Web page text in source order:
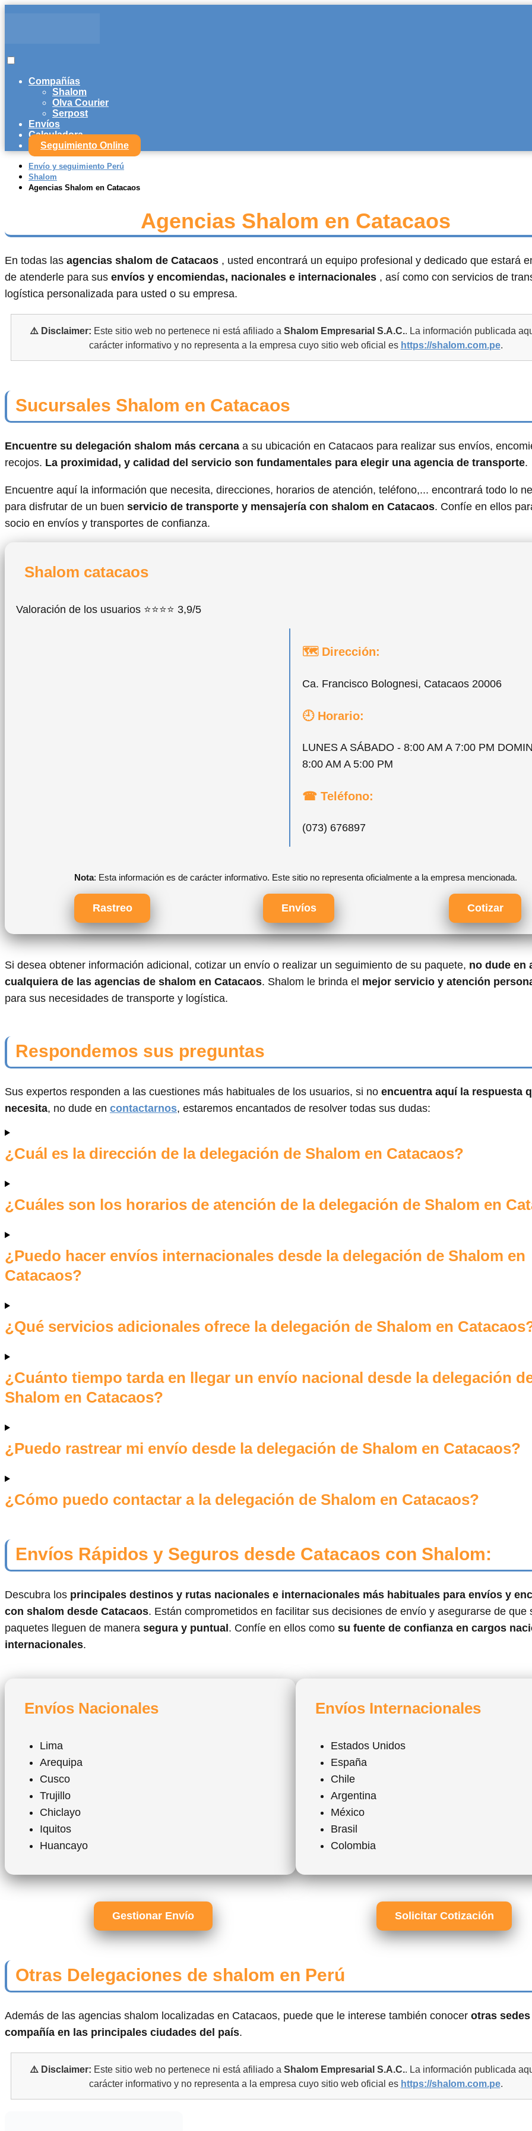
Compañías
Shalom
Olva Courier
Serpost
Envíos
Calculadora
Seguimiento Online
Envío y seguimiento Perú
Shalom
Agencias Shalom en Catacaos
Agencias Shalom en Catacaos
En todas las agencias shalom de Catacaos , usted encontrará un equipo profesional y dedicado que estará
de atenderle para sus envíos y encomiendas, nacionales e internacionales , así como con servicios de
logística personalizada para usted o su empresa.
⚠️ Disclaimer: Este sitio web no pertenece ni está afiliado a Shalom Empresarial S.A.C.. La información publicada
carácter informativo y no representa a la empresa cuyo sitio web oficial es https://shalom.com.pe.
Sucursales Shalom en Catacaos
Encuentre su delegación shalom más cercana a su ubicación en Catacaos para realizar sus envíos,
recojos. La proximidad, y calidad del servicio son fundamentales para elegir una agencia de transporte.
Encuentre aquí la información que necesita, direcciones, horarios de atención, teléfono,... encontrará todo lo
para disfrutar de un buen servicio de transporte y mensajería con shalom en Catacaos. Confíe en ellos
socio en envíos y transportes de confianza.
Shalom catacaos
Valoración de los usuarios ⭐⭐⭐⭐ 3,9/5
🗺 Dirección:
Ca. Francisco Bolognesi, Catacaos 20006
🕘 Horario:
LUNES A SÁBADO - 8:00 AM A 7:00 PM
8:00 AM A 5:00 PM
☎ Teléfono:
(073) 676897
Nota: Esta información es de carácter informativo. Este sitio no representa oficialmente a la empresa mencionada.
Rastreo Envíos Cotizar
Si desea obtener información adicional, cotizar un envío o realizar un seguimiento de su paquete, no dude en
cualquiera de las agencias de shalom en Catacaos. Shalom le brinda el mejor servicio y atención
para sus necesidades de transporte y logística.
Respondemos sus preguntas
Sus expertos responden a las cuestiones más habituales de los usuarios, si no encuentra aquí la respuesta
necesita, no dude en contactarnos, estaremos encantados de resolver todas sus dudas:
¿Cuál es la dirección de la delegación de Shalom en Catacaos?
¿Cuáles son los horarios de atención de la delegación de Shalom en
¿Puedo hacer envíos internacionales desde la delegación de Shalom en
Catacaos?
¿Qué servicios adicionales ofrece la delegación de Shalom en
¿Cuánto tiempo tarda en llegar un envío nacional desde la delegación
Shalom en Catacaos?
¿Puedo rastrear mi envío desde la delegación de Shalom en Catacaos?
¿Cómo puedo contactar a la delegación de Shalom en Catacaos?
Envíos Rápidos y Seguros desde Catacaos con Shalom:
Descubra los principales destinos y rutas nacionales e internacionales más habituales para envíos y
con shalom desde Catacaos. Están comprometidos en facilitar sus decisiones de envío y asegurarse de que
paquetes lleguen de manera segura y puntual . Confíe en ellos como su fuente de confianza en cargos
internacionales.
Envíos Nacionales
Lima
Arequipa
Cusco
Trujillo
Chiclayo
Iquitos
Huancayo
Envíos Internacionales
Estados Unidos
España
Chile
Argentina
México
Brasil
Colombia
Gestionar Envío Solicitar Cotización
Otras Delegaciones de shalom en Perú
Además de las agencias shalom localizadas en Catacaos, puede que le interese también conocer otras
compañía en las principales ciudades del país.
⚠️ Disclaimer: Este sitio web no pertenece ni está afiliado a Shalom Empresarial S.A.C.. La información publicada
carácter informativo y no representa a la empresa cuyo sitio web oficial es https://shalom.com.pe.